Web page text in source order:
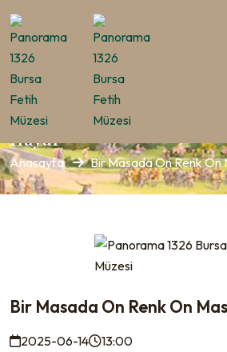
Bir Masada On Renk On
Hayal
Anasayfa Bir Masada On Renk On
Bir Masada On Renk On
2025-06-14 13:00